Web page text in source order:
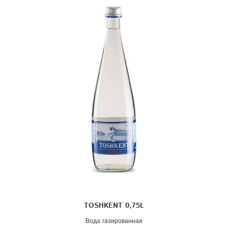
TOSHKENT 0,75L
Вода газированная